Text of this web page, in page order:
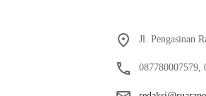
Jl. Pengasinan
087780007579,